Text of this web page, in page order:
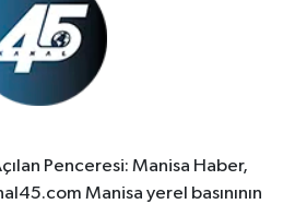
Penceresi: Manisa Haber,
Manisa yerel basınının